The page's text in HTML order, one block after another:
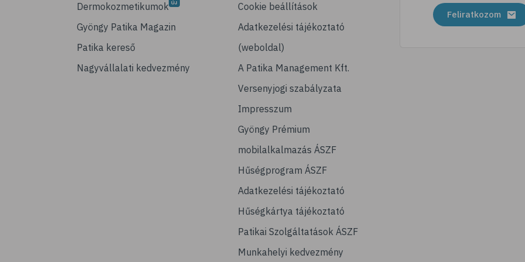
Dermokozmetikumok
Gyöngy Patika Magazin
Patika kereső
Nagyvállalati kedvezmény
Cookie beállítások
Adatkezelési tájékoztató
(weboldal)
A Patika Management Kft.
Versenyjogi szabályzata
Impresszum
Gyöngy Prémium
mobilalkalmazás ÁSZF
Hűségprogram ÁSZF
Adatkezelési tájékoztató
Hűségkártya tájékoztató
Patikai Szolgáltatások ÁSZF
Munkahelyi kedvezmény
Feliratkozom